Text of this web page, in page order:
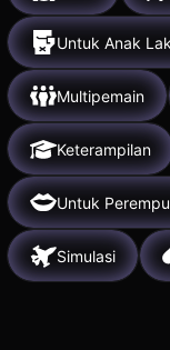
Untuk Anak
Multipemain
Keterampilan
Untuk
Simulasi